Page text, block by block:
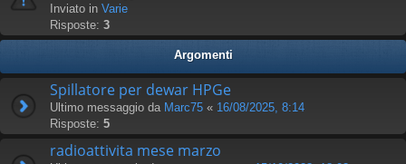
Inviato in Varie
Risposte: 3
Argomenti
Spillatore per dewar HPGe
Ultimo messaggio da Marc75 « 16/08/2025, 8:14
Risposte: 5
radioattivita mese marzo